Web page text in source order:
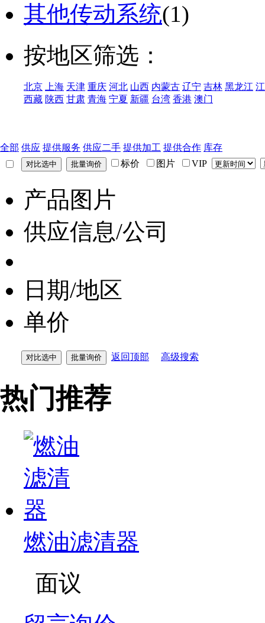
其他传动系统(1)
按地区筛选：
北京 上海 天津 重庆 河北 山西 内蒙古 辽宁 吉林 黑龙江
西藏 陕西 甘肃 青海 宁夏 新疆 台湾 香港 澳门
全部 供应 提供服务 供应二手 提供加工 提供合作 库存
标价
图片 VIP
产品图片
供应信息/公司
日期/地区
单价
返回顶部 高级搜索
热门推荐
燃油滤清器
面议